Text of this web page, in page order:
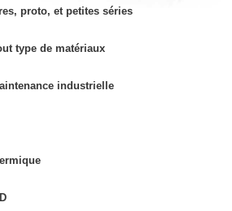
proto, et petites séries
type de matériaux
industrielle